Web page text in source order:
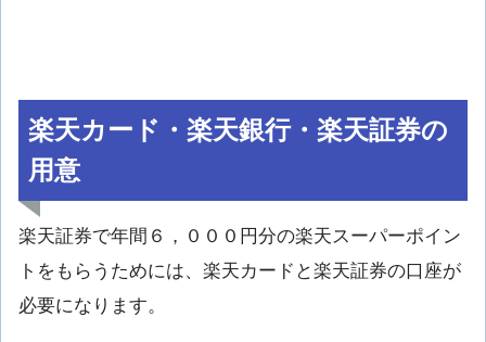
楽天カード・楽天銀行・楽天証券の
用意
楽天証券で年間６，０００円分の楽天スーパーポイン
トをもらうためには、楽天カードと楽天証券の口座が
必要になります。